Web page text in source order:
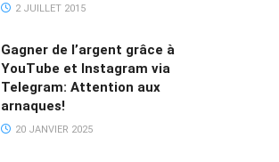
2 JUILLET 2015
Gagner de l’argent grâce à
YouTube et Instagram via
Telegram: Attention aux
arnaques!
20 JANVIER 2025